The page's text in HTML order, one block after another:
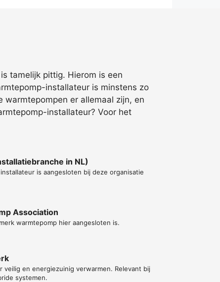
tamelijk pittig. Hierom is een
installateur is minstens zo
er allemaal zijn, en
installateur? Voor het
in NL)
is aangesloten bij deze organisatie
Association
warmtepomp hier aangesloten is.
veilig en energiezuinig verwarmen. Relevant bij
systemen.